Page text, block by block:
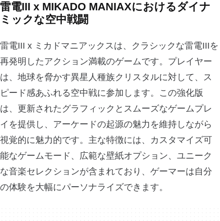
雷電III x MIKADO MANIAXにおけるダイナ
ミックな空中戦闘
雷電III x ミカドマニアックスは、クラシックな雷電IIIを
再発明したアクション満載のゲームです。プレイヤー
は、地球を脅かす異星人種族クリスタルに対して、ス
ピード感あふれる空中戦に参加します。この強化版
は、更新されたグラフィックとスムーズなゲームプレ
イを提供し、アーケードの起源の魅力を維持しながら
視覚的に魅力的です。主な特徴には、カスタマイズ可
能なゲームモード、広範な壁紙オプション、ユニーク
な音楽セレクションが含まれており、ゲーマーは自分
の体験を大幅にパーソナライズできます。